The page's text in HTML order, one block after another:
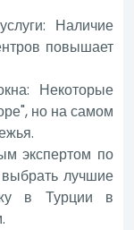
Наличие
повышает
Некоторые
но на самом
экспертом по
лучшие
в Турции в